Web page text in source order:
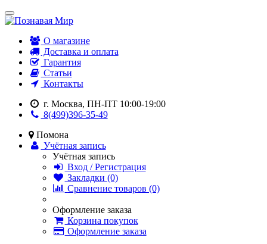
О магазине
Доставка и оплата
Гарантия
Статьи
Контакты
г. Москва, ПН-ПТ 10:00-19:00
8(499)396-35-49
Помона
Учётная запись
Учётная запись
Вход / Регистрация
Закладки (0)
Сравнение товаров (0)
Оформление заказа
Корзина покупок
Оформление заказа